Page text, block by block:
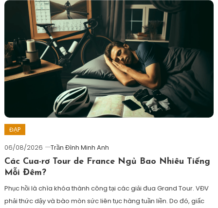
chạy
bộ
giải
tỏa
stress,
stress
bộ
ĐẠP
06/08/2026
Trần Đình Minh Anh
Các Cua-rơ Tour de France Ngủ Bao Nhiêu Tiếng
Mỗi Đêm?
Phục hồi là chìa khóa thành công tại các giải đua Grand Tour. VĐV
phải thức dậy và bào mòn sức liên tục hàng tuần liền. Do đó, giấc